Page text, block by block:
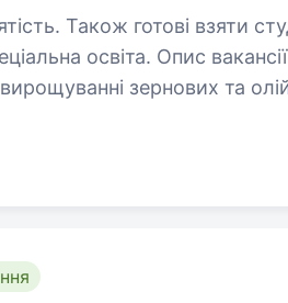
Також готові взяти
вакансії Ми- компанія з багаторічним
зернових та
-механізатора,…